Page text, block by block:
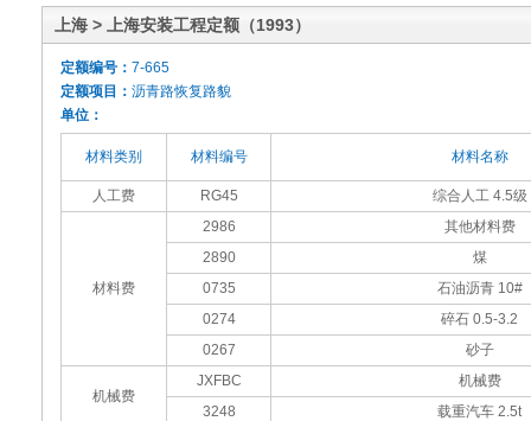
上海 > 上海安装工程定额（1993）
定额编号： 7-665
定额项目： 沥青路恢复路貌
单位：
材料类别 材料编号 材料名称
人工费 RG45 综合人工 4.5级
材料费
2986
其他材料费
2890
煤
0735
石油沥青 10#
0274
碎石 0.5-3.2
0267
砂子
机械费
JXFBC
机械费
3248
载重汽车 2.5t